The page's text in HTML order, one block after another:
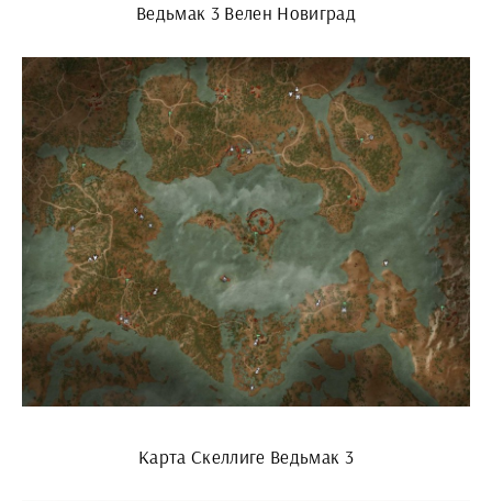
Ведьмак 3 Велен Новиград
Карта Скеллиге Ведьмак 3